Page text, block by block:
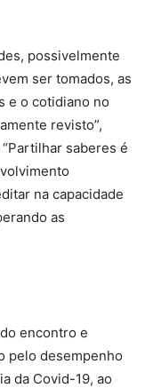
possivelmente
ser tomados, as
e o cotidiano no
revisto”,
saberes é
na capacidade
as
encontro e
pelo desempenho
da Covid-19, ao